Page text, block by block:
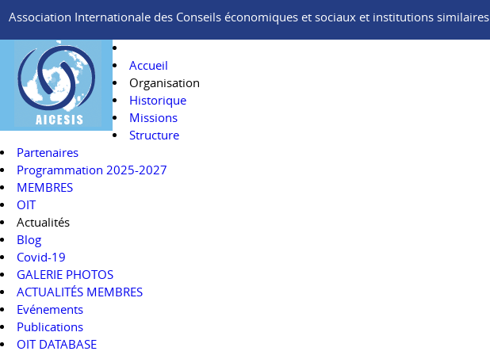
Association Internationale des Conseils économiques et sociaux et institutions similaires
Accueil
Organisation
Historique
Missions
Structure
Partenaires
Programmation 2025-2027
MEMBRES
OIT
Actualités
Blog
Covid-19
GALERIE PHOTOS
ACTUALITÉS MEMBRES
Evénements
Publications
OIT DATABASE